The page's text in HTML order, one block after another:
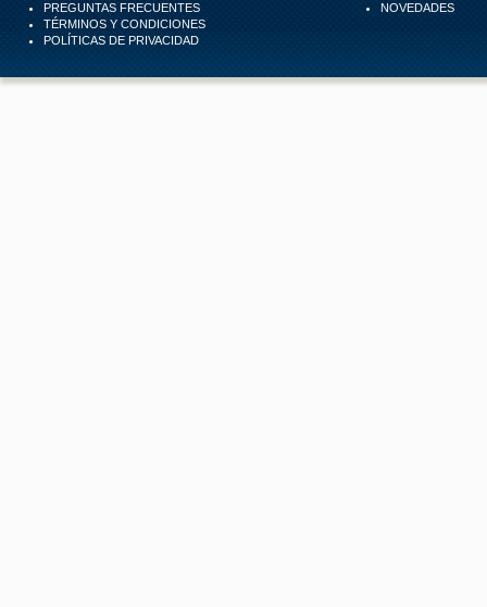
PREGUNTAS FRECUENTES
TÉRMINOS Y CONDICIONES
POLÍTICAS DE PRIVACIDAD
NOVEDADES